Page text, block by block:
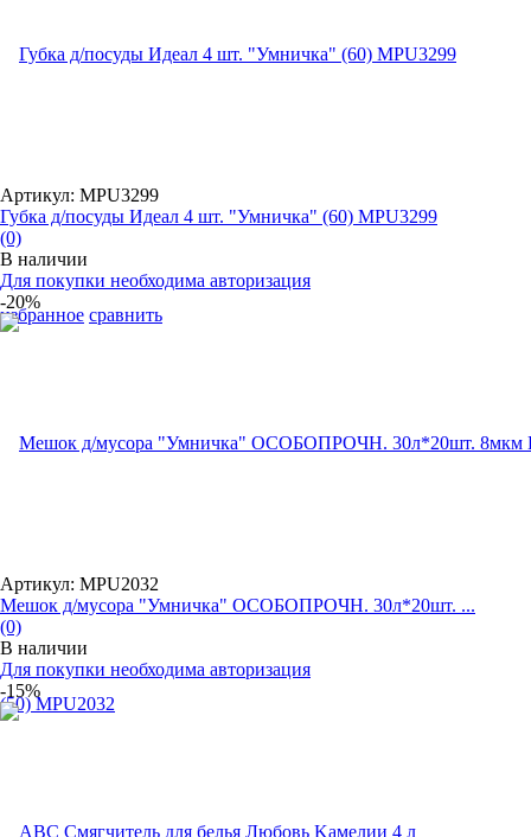
избранное сравнить
Артикул: MPU3299
Губка д/посуды Идеал 4 шт. "Умничка" (60) MPU3299
(0)
В наличии
Для покупки необходима авторизация
-20%
Артикул: MPU2032
Мешок д/мусора "Умничка" ОСОБОПРОЧН. 30л*20шт. ...
(0)
В наличии
Для покупки необходима авторизация
-15%